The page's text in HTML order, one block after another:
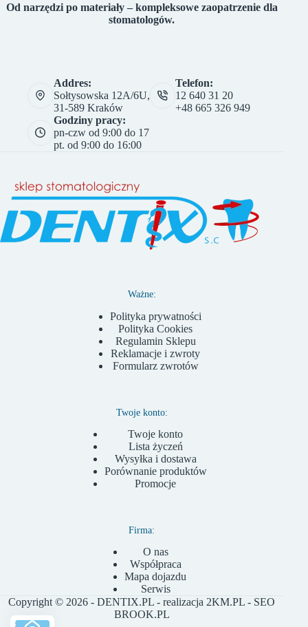
Od narzędzi po materiały – kompleksowe zaopatrzenie dla
stomatologów.
Addres:
Sołtysowska 12A/6U,
31-589 Kraków
Telefon:
12 640 31 20
+48 665 326 949
Godziny pracy:
pn-czw od 9:00 do 17
pt. od 9:00 do 16:00
Ważne:
Polityka prywatności
Polityka Cookies
Regulamin Sklepu
Reklamacje i zwroty
Formularz zwrotów
Twoje konto:
Twoje konto
Lista życzeń
Wysyłka i dostawa
Porównanie produktów
Promocje
Firma:
O nas
Współpraca
Mapa dojazdu
Serwis
Copyright © 2026 - DENTIX.PL - realizacja 2KM.PL - SEO
BROOK.PL